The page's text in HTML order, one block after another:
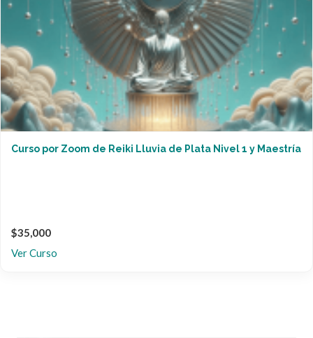
Curso por Zoom de Reiki Lluvia de Plata Nivel 1 y Maestría
$35,000
Ver Curso